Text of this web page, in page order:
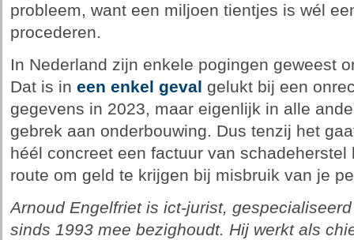
probleem, want een miljoen tientjes is wél
procederen.
In Nederland zijn enkele pogingen geweest
Dat is in een enkel geval gelukt bij een
gegevens in 2023, maar eigenlijk in alle
gebrek aan onderbouwing. Dus tenzij het
héél concreet een factuur van
route om geld te krijgen bij misbruik van je
Arnoud Engelfriet is ict-jurist,
sinds 1993 mee bezighoudt. Hij werkt als